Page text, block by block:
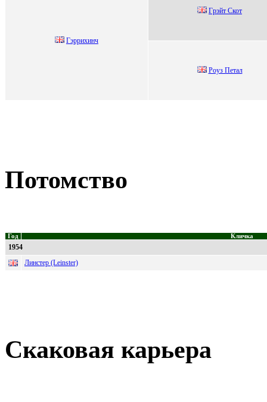
Гэppиxинч
Гpэйт Cкот
Роуз Пeтал
Потомство
Год Кличка
1954
Линстер (Leinster)
Скаковая карьера